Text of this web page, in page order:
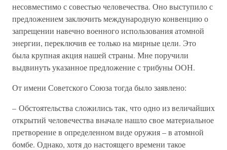
несовместимо с совестью человечества. Оно выступило с
предложением заключить международную конвенцию о
запрещении навечно военного использования атомной
энергии, переключив ее только на мирные цели. Это
была крупная акция нашей страны. Мне поручили
выдвинуть указанное предложение с трибуны ООН.
От имени Советского Союза тогда было заявлено:
– Обстоятельства сложились так, что одно из величайших
открытий человечества вначале нашло свое материальное
претворение в определенном виде оружия – в атомной
бомбе. Однако, хотя до настоящего времени такое